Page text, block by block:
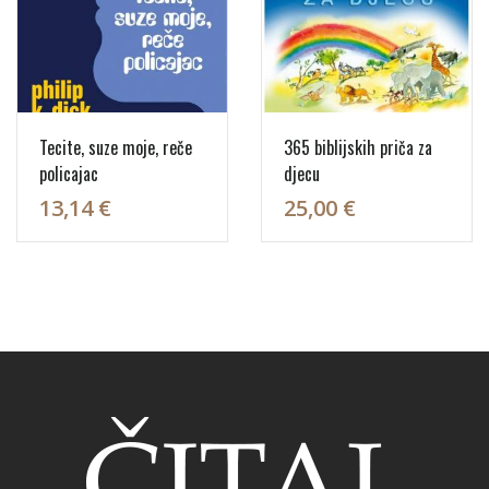
Tecite, suze moje, reče
policajac
13,14 €
365 biblijskih priča za
djecu
25,00 €